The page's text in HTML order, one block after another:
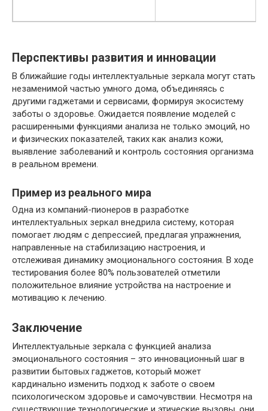
Перспективы развития и инновации
В ближайшие годы интеллектуальные зеркала могут стать
незаменимой частью умного дома, объединяясь с
другими гаджетами и сервисами, формируя экосистему
заботы о здоровье. Ожидается появление моделей с
расширенными функциями анализа не только эмоций, но
и физических показателей, таких как анализ кожи,
выявление заболеваний и контроль состояния организма
в реальном времени.
Пример из реального мира
Одна из компаний-пионеров в разработке
интеллектуальных зеркал внедрила систему, которая
помогает людям с депрессией, предлагая упражнения,
направленные на стабилизацию настроения, и
отслеживая динамику эмоционального состояния. В ходе
тестирования более 80% пользователей отметили
положительное влияние устройства на настроение и
мотивацию к лечению.
Заключение
Интеллектуальные зеркала с функцией анализа
эмоционального состояния – это инновационный шаг в
развитии бытовых гаджетов, который может
кардинально изменить подход к заботе о своем
психологическом здоровье и самочувствии. Несмотря на